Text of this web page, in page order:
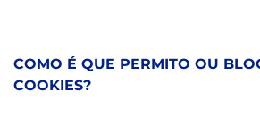
COMO É QUE PERMITO OU
COOKIES?